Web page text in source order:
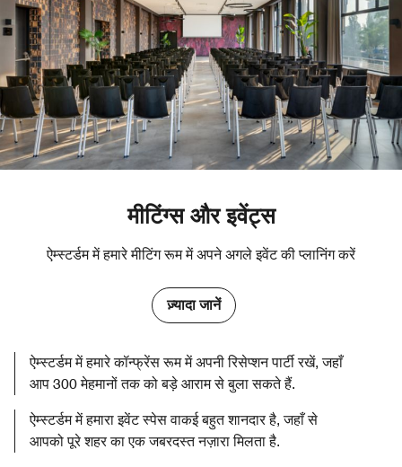
मीटिंग्स और इवेंट्स
ऐम्स्टर्डम में हमारे मीटिंग रूम में अपने अगले इवेंट की प्लानिंग करें
ज़्यादा जानें
ऐम्स्टर्डम में हमारे कॉन्फ्रेंस रूम में अपनी रिसेप्शन पार्टी रखें, जहाँ
आप 300 मेहमानों तक को बड़े आराम से बुला सकते हैं.
ऐम्स्टर्डम में हमारा इवेंट स्पेस वाकई बहुत शानदार है, जहाँ से
आपको पूरे शहर का एक जबरदस्त नज़ारा मिलता है.